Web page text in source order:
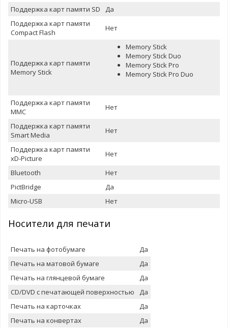
Поддержка карт памяти SD
Да
Поддержка карт памяти
Compact Flash
Нет
Поддержка карт памяти
Memory Stick
Memory Stick
Memory Stick Duo
Memory Stick Pro
Memory Stick Pro Duo
Поддержка карт памяти
MMC
Нет
Поддержка карт памяти
Smart Media
Нет
Поддержка карт памяти
xD-Picture
Нет
Bluetooth
Нет
PictBridge
Да
Micro-USB
Нет
Носители для печати
Печать на фотобумаге
Да
Печать на матовой бумаге
Да
Печать на глянцевой бумаге
Да
CD/DVD с печатающей поверхностью
Да
Печать на карточках
Да
Печать на конвертах
Да